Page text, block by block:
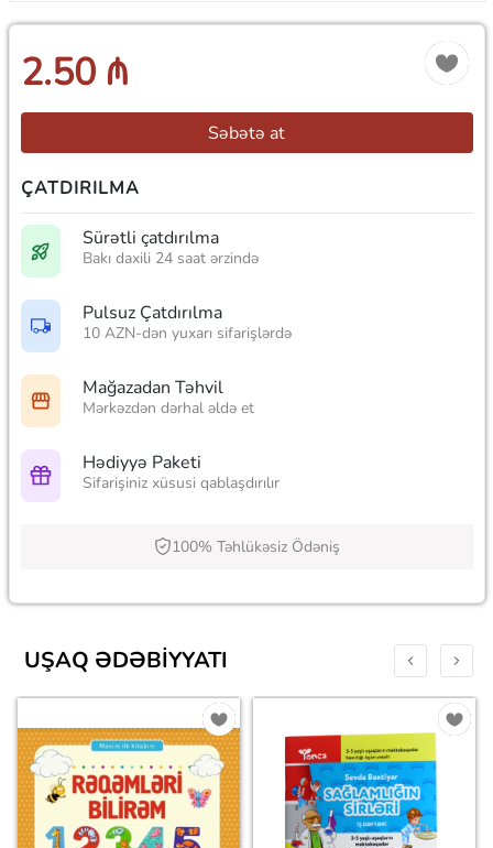
2.50 ₼
Səbətə at
ÇATDIRILMA
Sürətli çatdırılma
Bakı daxili 24 saat ərzində
Pulsuz Çatdırılma
10 AZN-dən yuxarı sifarişlərdə
Mağazadan Təhvil
Mərkəzdən dərhal əldə et
Hədiyyə Paketi
Sifarişiniz xüsusi qablaşdırılır
100% Təhlükəsiz Ödəniş
UŞAQ ƏDƏBIYYATI